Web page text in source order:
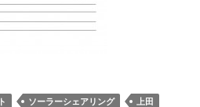
ソーラーシェアリング
上田